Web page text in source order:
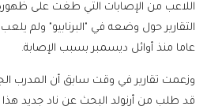
اللاعب من الإصابات التي طغت على
عاما منذ أوائل ديسمبر بسبب الإصابة.
وزعمت تقارير في وقت سابق أن المدرب
قد طلب من أرنولد البحث عن ناد جديد